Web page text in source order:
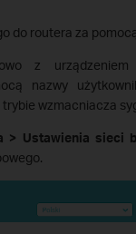
do routera za
z
nazwy
wzmacniacza
> Ustawienia sieci